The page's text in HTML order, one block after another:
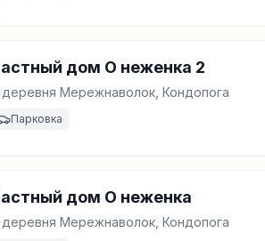
дом О неженка 2
деревня Мережнаволок, Кондопога
Парковка
дом О неженка
деревня Мережнаволок, Кондопога